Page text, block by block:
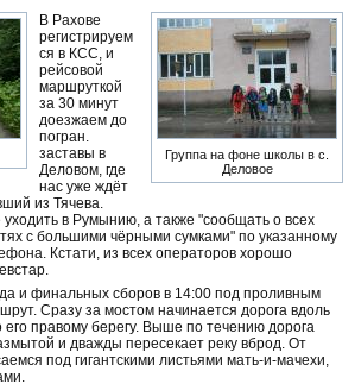
Группа на фоне школы в с.
Деловое
В Рахове
регистрируем
ся в КСС, и
рейсовой
маршруткой
за 30 минут
доезжаем до
погран.
заставы в
Деловом, где
нас уже ждёт
из Тячева.
уходить в Румынию, а также "сообщать о всех
с большими чёрными сумками" по указанному
Кстати, из всех операторов хорошо
и финальных сборов в 14:00 под проливным
Сразу за мостом начинается дорога вдоль
его правому берегу. Выше по течению дорога
и дважды пересекает реку вброд. От
под гигантскими листьями мать-и-мачехи,